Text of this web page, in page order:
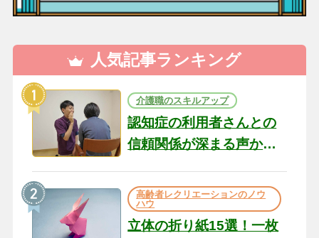
人気記事ランキング
介護職のスキルアップ
認知症の利用者さんとの
信頼関係が深まる声かけ
の現場から（22）
高齢者レクリエーションのノウ
ハウ
立体の折り紙15選！一枚